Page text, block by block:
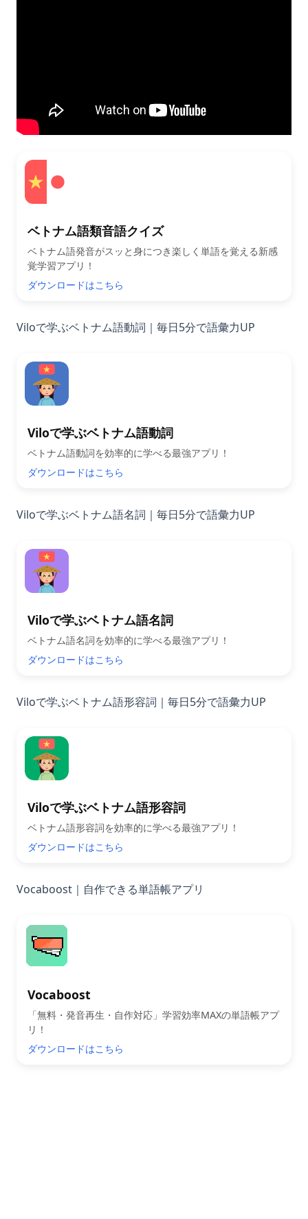
ベトナム語類音語クイズ
ベトナム語発音がスッと身につき楽しく単語を覚える新感
覚学習アプリ！
ダウンロードはこちら
Viloで学ぶベトナム語動詞｜毎日5分で語彙力UP
Viloで学ぶベトナム語動詞
ベトナム語動詞を効率的に学べる最強アプリ！
ダウンロードはこちら
Viloで学ぶベトナム語名詞｜毎日5分で語彙力UP
Viloで学ぶベトナム語名詞
ベトナム語名詞を効率的に学べる最強アプリ！
ダウンロードはこちら
Viloで学ぶベトナム語形容詞｜毎日5分で語彙力UP
Viloで学ぶベトナム語形容詞
ベトナム語形容詞を効率的に学べる最強アプリ！
ダウンロードはこちら
Vocaboost｜自作できる単語帳アプリ
Vocaboost
「無料・発音再生・自作対応」学習効率MAXの単語帳アプ
リ！
ダウンロードはこちら